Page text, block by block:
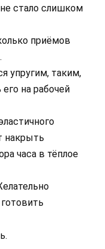
стало слишком
приёмов
упругим, таким,
на рабочей
накрыть
часа в тёплое